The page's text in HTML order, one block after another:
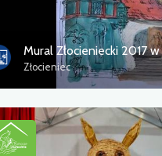
Mural Złocieniecki 2017 w
Złocieniec